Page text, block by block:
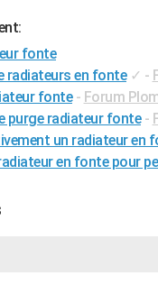
fonte
radiateurs en fonte ✓ -
fonte - Forum
purge radiateur fonte -
un radiateur en
en fonte pour